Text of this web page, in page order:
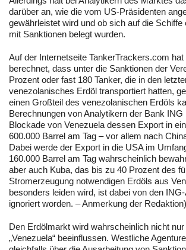
darüber an, wie die vom US-Präsidenten
gewährleistet wird und ob sich auf die
mit Sanktionen belegt wurden.
Auf der Internetseite TankerTrackers.com hat
berechnet, dass unter die Sanktionen der
Prozent oder fast 180 Tanker, die in den
venezolanisches Erdöl transportiert hatten,
einen Großteil des venezolanischen Erdöls
Berechnungen von Analytikern der Bank ING
Blockade von Venezuela dessen Export in
600.000 Barrel am Tag – vor allem nach
Dabei werde der Export in die USA im
160.000 Barrel am Tag wahrscheinlich
aber auch Kuba, das bis zu 40 Prozent des
Stromerzeugung notwendigen Erdöls aus
besonders leiden wird, ist dabei von den
ignoriert worden. – Anmerkung der Redaktion)
Den Erdölmarkt wird wahrscheinlich nicht
„Venezuela“ beeinflussen. Westliche